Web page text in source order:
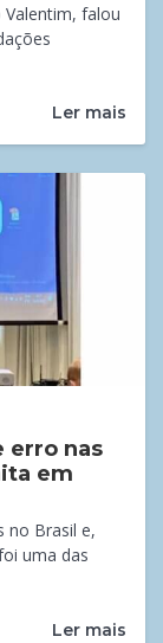
falou
Ler mais
erro nas
em
no Brasil e,
uma das
Ler mais